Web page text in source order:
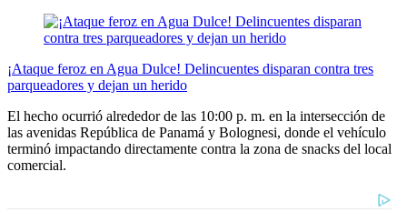
¡Ataque feroz en Agua Dulce! Delincuentes disparan contra tres
parqueadores y dejan un herido
El hecho ocurrió alrededor de las 10:00 p. m. en la intersección de
las avenidas República de Panamá y Bolognesi, donde el vehículo
terminó impactando directamente contra la zona de snacks del local
comercial.